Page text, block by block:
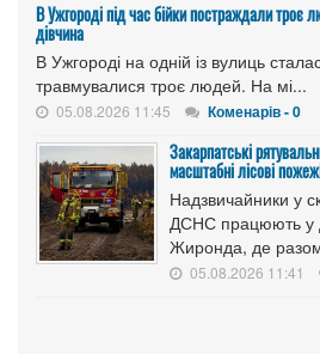
В Ужгороді під час бійки постраждали
дівчина
В Ужгороді на одній із вулиць
травмувалися троє людей. На мі...
05.08.2026 11:45 Коменарів - 0
Закарпатські
масштабні лісові
Надзвичайники у
ДСНС працюють у
Жиронда, де разом
05.08.2026 11:41